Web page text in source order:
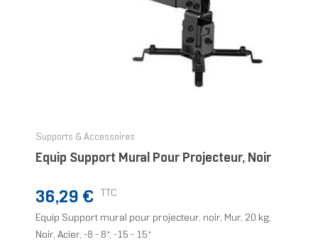
Supports & Accessoires
Equip Support Mural Pour Projecteur, Noir
Prix
36,29 € TTC
Equip Support mural pour projecteur, noir, Mur, 20 kg,
Noir, Acier, -8 - 8°, -15 - 15°